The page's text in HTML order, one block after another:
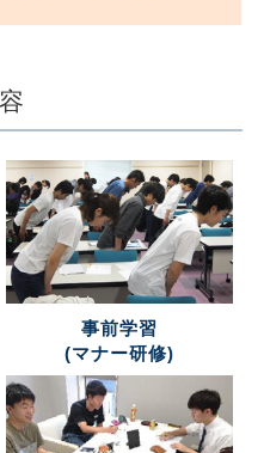
事前学習
(マナー研修)